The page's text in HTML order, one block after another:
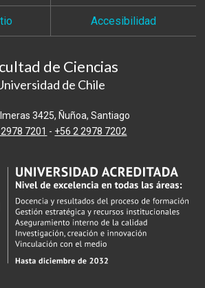
Accesibilidad
de Ciencias
de Chile
3425, Ñuñoa, Santiago
7201 - +56 2 2978 7202